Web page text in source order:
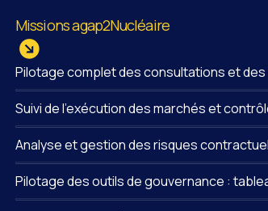
Missions agap2Nucléaire
Pilotage complet des consultations et
Suivi de l’exécution des marchés et
Analyse et gestion des risques
Pilotage des outils de gouvernance :